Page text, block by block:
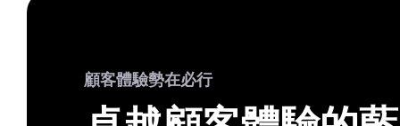
顧客體驗勢在必行